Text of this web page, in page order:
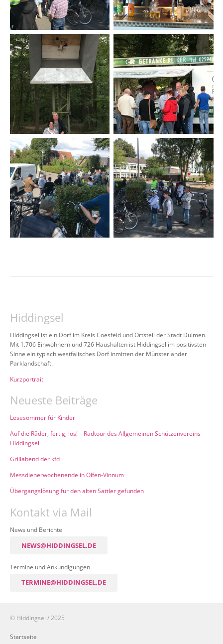
Hiddingsel
Hiddingsel ist ein Dorf im Kreis Coesfeld und Ortsteil der Stadt Dülmen.
Mit 1.706 Einwohnern und 726 Haushalten ist Hiddingsel im positivsten
Sinne ein typisch westfälisches Dorf inmitten der Münsterländer
Parklandschaft.
Kurzportrait
Neueste Beiträge
Lesesommer für Kinder
Auf die Räder, fertig, los! – Radtour des Allgemeinen Schützenvereins
Hiddingsel
Grillabend der kfd
Messdienerwochenende in Olfen-Vinnum
Übergangslösung für den alten Sattler gefunden
Kontakt via Mail
News und Berichte
NEWS@HIDDINGSEL.DE
Termine und Ankündigungen
TERMINE@HIDDINGSEL.DE
© Hiddingsel / 2025
Startseite